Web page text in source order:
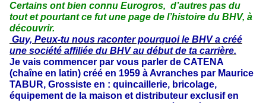
Certains ont bien connu Eurogros, d’autres pas du
tout et pourtant ce fut une page de l’histoire du BHV, à
découvrir.
Guy, Peux-tu nous raconter pourquoi le BHV a créé
une société affiliée du BHV au début de ta carrière.
Je vais commencer par vous parler de CATENA
(chaîne en latin) créé en 1959 à Avranches par Maurice
TABUR, Grossiste en : quincaillerie, bricolage,
équipement de la maison et distributeur exclusif en